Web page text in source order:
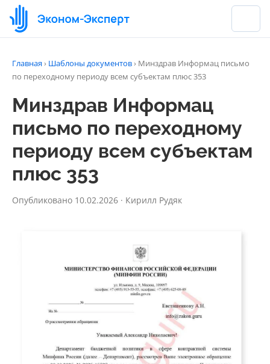
Главная› Шаблоны документов› Минздрав Информац письмо
по переходному периоду всем субъектам плюс 353
Минздрав Информац
письмо по переходному
периоду всем субъектам
плюс 353
Опубликовано 10.02.2026 · Кирилл Рудяк